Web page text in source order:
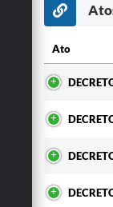
Secretarias
Ato